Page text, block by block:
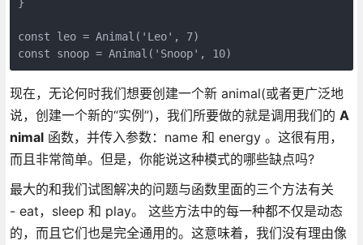
const leo = Animal('Leo', 7)
现在，无论何时我们想要创建一个新 animal(或者更广泛地
说，创建一个新的“实例”)，我们所要做的就是调用我们的 A
nimal函数，并传入参数：name 和 energy 。这很有用，
而且非常简单。但是，你能说这种模式的哪些缺点吗?
最大的和我们试图解决的问题与函数里面的三个方法有关
- eat，sleep 和 play。 这些方法中的每一种都不仅是动态
的，而且它们也是完全通用的。这意味着，我们没有理由像